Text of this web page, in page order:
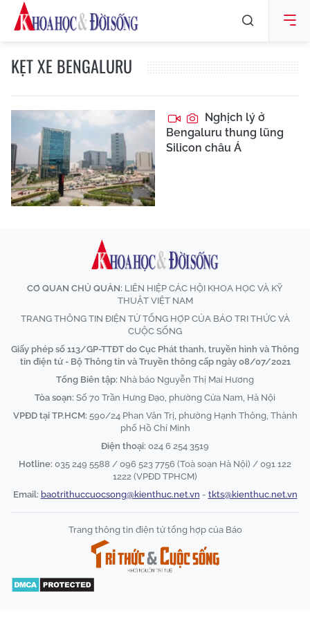
KẸT XE BENGALURU
Nghịch lý ở
Bengaluru thung lũng
Silicon châu Á
CƠ QUAN CHỦ QUẢN: LIÊN HIỆP CÁC HỘI KHOA HỌC VÀ KỸ
THUẬT VIỆT NAM
TRANG THÔNG TIN ĐIỆN TỬ TỔNG HỢP CỦA BÁO TRI THỨC VÀ
CUỘC SỐNG
Giấy phép số 113/GP-TTĐT do Cục Phát thanh, truyền hình và Thông
tin điện tử - Bộ Thông tin và Truyền thông cấp ngày 08/07/2021
Tổng Biên tập: Nhà báo Nguyễn Thị Mai Hương
Tòa soạn: Số 70 Trần Hưng Đạo, phường Cửa Nam, Hà Nội
VPĐD tại TP.HCM: 590/24 Phan Văn Trị, phường Hạnh Thông, Thành
phố Hồ Chí Minh
Điện thoại: 024 6 254 3519
Hotline: 035 249 5588 / 096 523 7756 (Toà soạn Hà Nội) / 091 122
1222 (VPĐD TPHCM)
Email: baotrithuccuocsong@kienthuc.net.vn - tkts@kienthuc.net.vn
Trang thông tin điện tử tổng hợp của Báo